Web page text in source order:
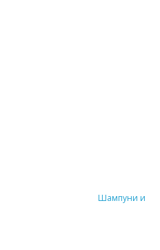
Шампуни и